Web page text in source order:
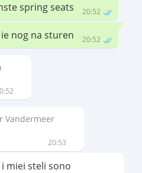
20:52
spring seats
20:52
nog na sturen
Vandermeer
20:53
miei steli sono